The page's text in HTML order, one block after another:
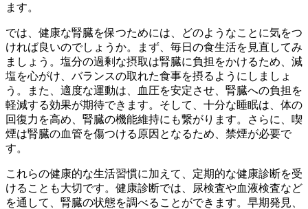
ます。
では、健康な腎臓を保つためには、どのようなことに気をつ
ければ良いのでしょうか。まず、毎日の食生活を見直してみ
ましょう。塩分の過剰な摂取は腎臓に負担をかけるため、 減
塩を心がけ、バランスの取れた食事を摂る ようにしましょ
う。また、適度な運動は、血圧を安定させ、腎臓への負担を
軽減する効果が期待できます。そして、十分な睡眠は、体の
回復力を高め、腎臓の機能維持にも繋がります。さらに、喫
煙は腎臓の血管を傷つける原因となるため、禁煙が必要で
す。
これらの健康的な生活習慣に加えて、 定期的な健康診断を受
ける ことも大切です。健康診断では、尿検査や血液検査など
を通して、腎臓の状態を調べることができます。早期発見、